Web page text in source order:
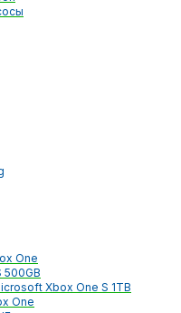
One
500GB
Xbox One S 1TB
One